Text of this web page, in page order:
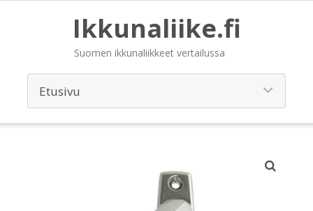
Ikkunaliike.fi
Suomen ikkunaliikkeet vertailussa